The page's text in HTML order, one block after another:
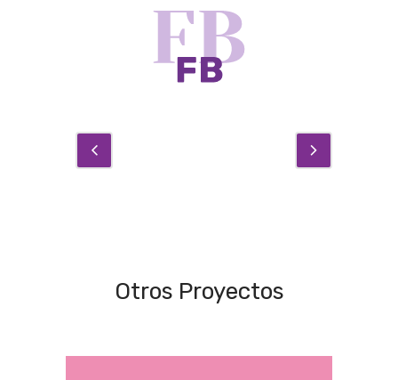
Otros Proyectos